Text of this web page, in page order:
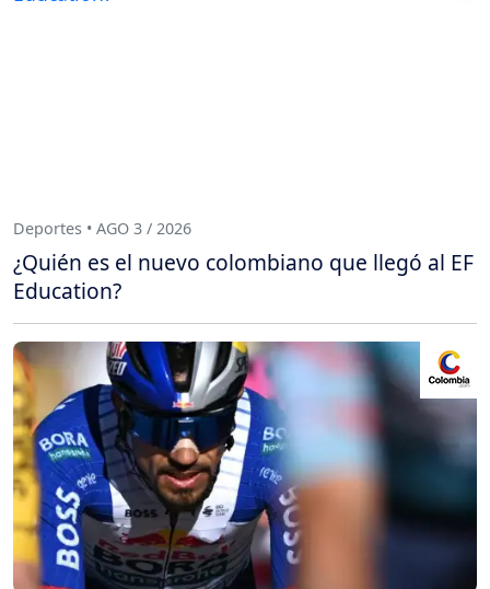
Deportes • AGO 3 / 2026
¿Quién es el nuevo colombiano que llegó al EF
Education?